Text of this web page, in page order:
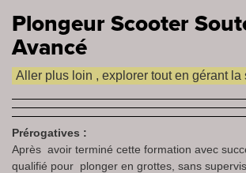
Plongeur Scooter
Avancé
Aller plus loin , explorer tout en gérant la
Prérogatives :
Après avoir terminé cette formation avec
qualifié pour plonger en grottes, sans